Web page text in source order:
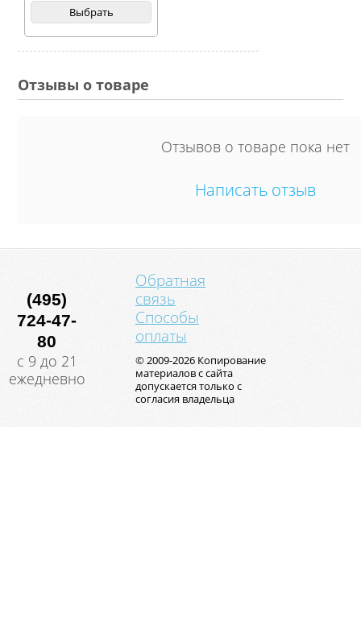
Выбрать
Отзывы о товаре
Отзывов о товаре пока нет
Написать отзыв
(495)
724-47-
80
с 9 до 21
ежедневно
Обратная
связь
Способы
оплаты
© 2009-2026 Копирование
материалов с сайта
допускается только с
согласия владельца